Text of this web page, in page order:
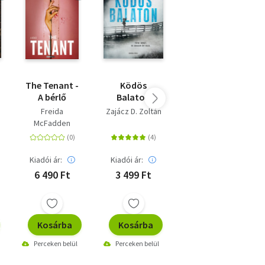
The Tenant -
A bérlő
Freida
McFadden
Kiadói ár:
6 490 Ft
Kosárba
Perceken belül
Ködös
Balaton
Zajácz D. Zoltán
Kiadói ár:
3 499 Ft
Kosárba
Perceken belül